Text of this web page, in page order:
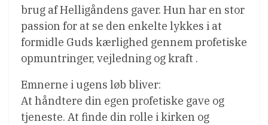
brug af Helligåndens gaver. Hun har en stor
passion for at se den enkelte lykkes i at
formidle Guds kærlighed gennem profetiske
opmuntringer, vejledning og kraft .
Emnerne i ugens løb bliver:
At håndtere din egen profetiske gave og
tjeneste. At finde din rolle i kirken og